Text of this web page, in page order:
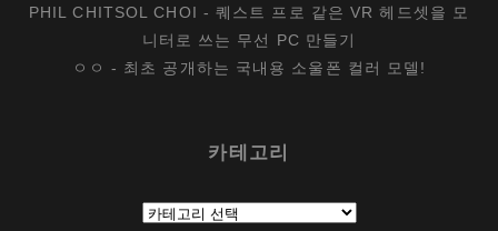
PHIL CHITSOL CHOI -퀘스트 프로 같은 VR 헤드셋을 모
니터로 쓰는 무선 PC 만들기
ㅇㅇ - 최초 공개하는 국내용 소울폰 컬러 모델!
카테고리
테